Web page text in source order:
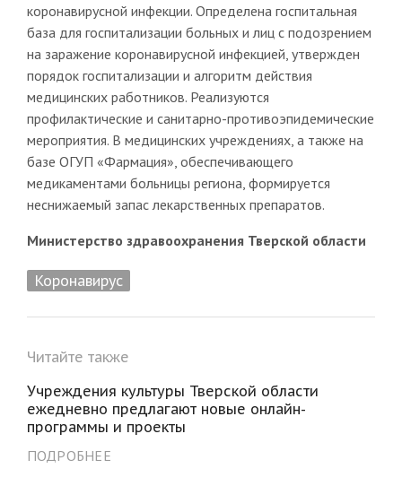
коронавирусной инфекции. Определена госпитальная
база для госпитализации больных и лиц с подозрением
на заражение коронавирусной инфекцией, утвержден
порядок госпитализации и алгоритм действия
медицинских работников. Реализуются
профилактические и санитарно-противоэпидемические
мероприятия. В медицинских учреждениях, а также на
базе ОГУП «Фармация», обеспечивающего
медикаментами больницы региона, формируется
неснижаемый запас лекарственных препаратов.
Министерство здравоохранения Тверской области
Коронавирус
Читайте также
Учреждения культуры Тверской области
ежедневно предлагают новые онлайн-
программы и проекты
ПОДРОБНЕЕ